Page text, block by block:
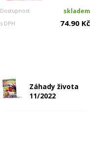
Dostupnost skladem
s DPH 74.90 Kč
Záhady života
11/2022